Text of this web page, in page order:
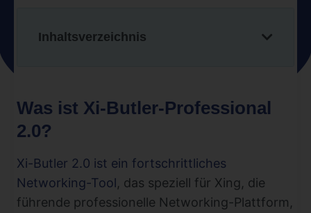
Inhaltsverzeichnis
Was ist Xi-Butler-Professional
2.0?
Xi-Butler 2.0 ist ein fortschrittliches
Networking-Tool, das speziell für Xing, die
führende professionelle Networking-Plattform,